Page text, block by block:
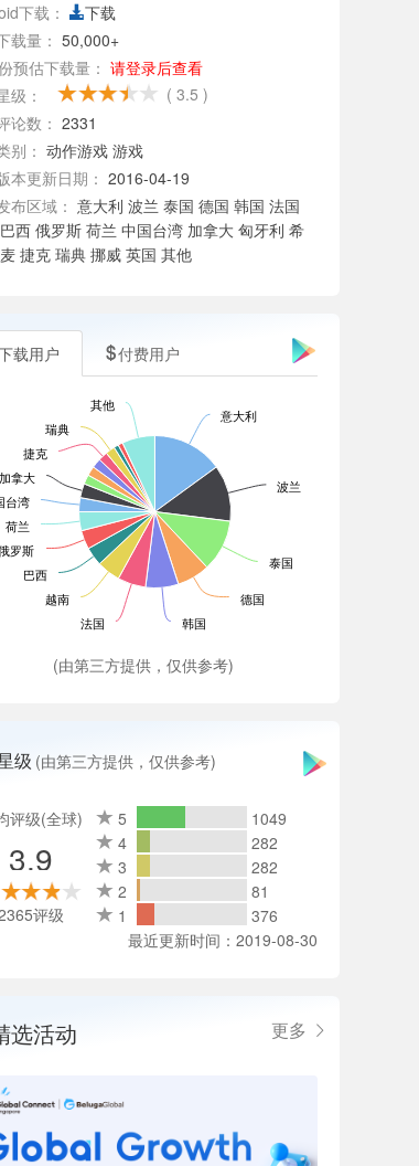
下载：
下载
载量： 50,000+
预估下载量： 请登录后查看
级：
( 3.5 )
论数： 2331
别： 动作游戏 游戏
本更新日期： 2016-04-19
布区域： 意大利 波兰 泰国 德国 韩国 法国
西 俄罗斯 荷兰 中国台湾 加拿大 匈牙利 希
捷克 瑞典 挪威 英国 其他
载用户 付费用户
意大利
波兰
泰国
德国
韩国
法国
越南
巴西
罗斯
荷兰
台湾
加拿大
捷克
瑞典
其他
(由第三方提供，仅供参考)
级 (由第三方提供，仅供参考)
评级(全球)
3.9
评级
5
1049
4
282
3
282
2
81
1
376
最近更新时间：2019-08-30
选活动 更多